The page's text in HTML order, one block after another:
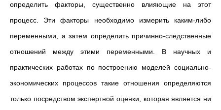
определить факторы, существенно влияющие на этот
процесс. Эти факторы необходимо измерить каким-либо
переменными, а затем определить причинно-следственные
отношений между этими переменными. В научных и
практических работах по построению моделей социально-
экономических процессов такие отношения определяются
только посредством экспертной оценки, которая является ни